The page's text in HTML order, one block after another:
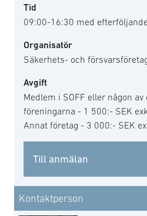
Tid
09:00-16:30 med
Organisatör
Säkerhets- och
Avgift
Medlem i SOFF eller någon
föreningarna - 1 500:- SEK
Annat företag - 3 000:- SEK
Till anmälan
Kontaktperson